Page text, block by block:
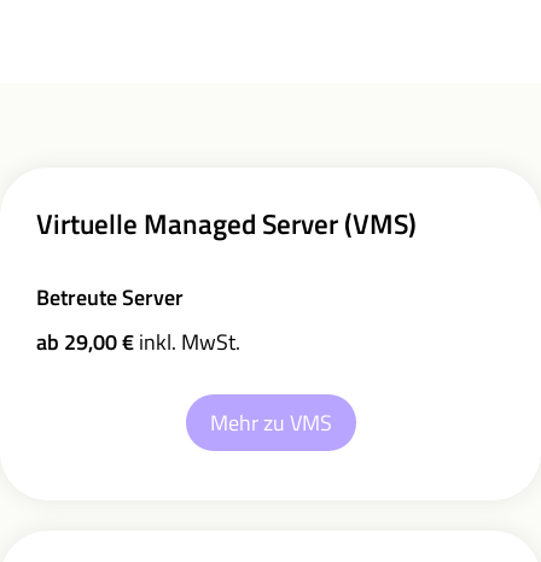
Virtuelle Managed Server (VMS)
Betreute Server
ab 29,00€inkl. MwSt.
Mehr zu VMS